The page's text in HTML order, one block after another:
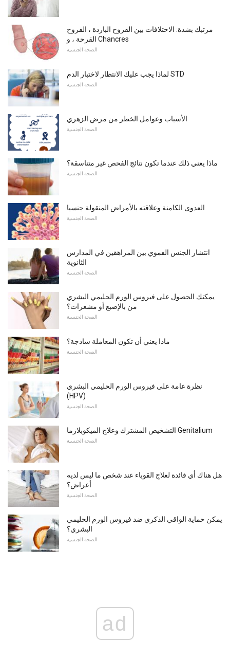
مرتبك بشدة: الاختلافات بين القروح الباردة ، القروح
القرحة ، و Chancres
الصحة الجنسية
لماذا يجب عليك الانتظار لاختبار الدم STD
الصحة الجنسية
الأسباب وعوامل الخطر من مرض الزهري
الصحة الجنسية
ماذا يعني ذلك عندما تكون نتائج الفحص غير متناسقة؟
الصحة الجنسية
العدوى الكامنة وعلاقته بالأمراض المنقولة جنسيا
الصحة الجنسية
انتشار الجنس الفموي بين المراهقين في المدارس
الثانوية
الصحة الجنسية
يمكنك الحصول على فيروس الورم الحليمي البشري
من بالإصبع أو مشعرات؟
الصحة الجنسية
ماذا يعني أن تكون المعاملة ساذجة؟
الصحة الجنسية
نظرة عامة على فيروس الورم الحليمي البشري
(HPV)
الصحة الجنسية
التشخيص المشترك وعلاج الميكوبلازما Genitalium
الصحة الجنسية
هل هناك أي فائدة لعلاج القوباء عند شخص ما ليس لديه
أعراض؟
الصحة الجنسية
يمكن حماية الواقي الذكري ضد فيروس الورم الحليمي
البشري؟
الصحة الجنسية
ad